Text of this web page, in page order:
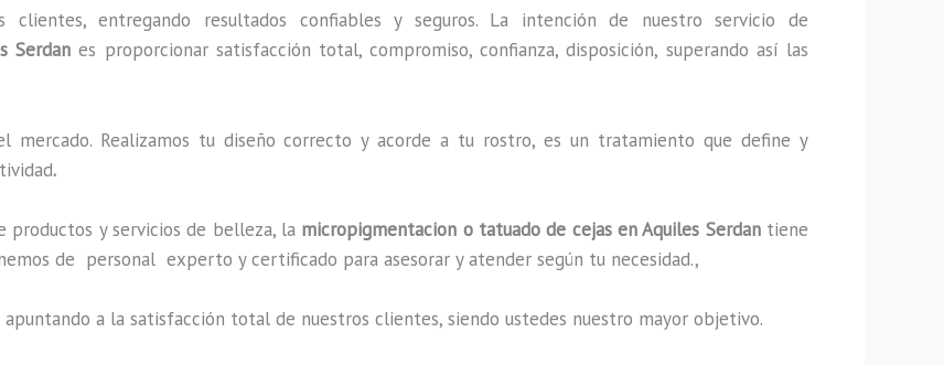
entregando resultados confiables y seguros. La intención de nuestro servicio de
Serdanes proporcionar satisfacción total, compromiso, confianza, disposición, superando así las
mercado. Realizamos tu diseño correcto y acorde a tu rostro, es un tratamiento que define y
.
y servicios de belleza, la micropigmentacion o tatuado de cejas en Aquiles Serdantiene
de personal experto y certificado para asesorar y atender según tu necesidad.,
a la satisfacción total de nuestros clientes, siendo ustedes nuestro mayor objetivo.